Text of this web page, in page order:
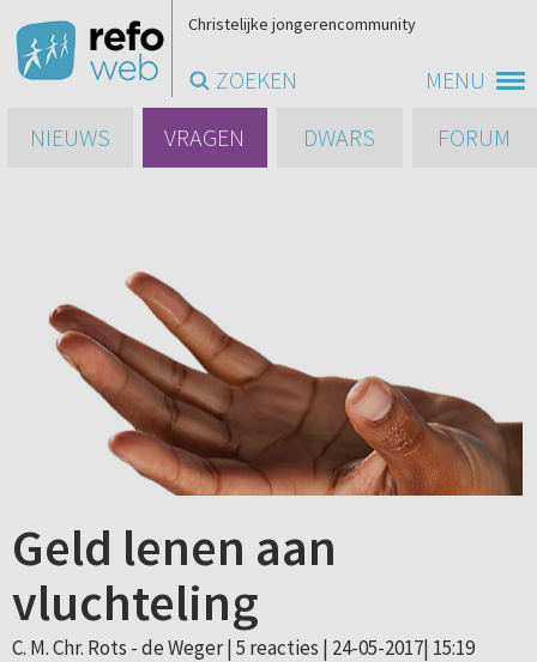
MENU
Christelijke jongerencommunity
ZOEKEN
NIEUWS
VRAGEN DWARS FORUM
Geld lenen aan
vluchteling
C. M. Chr. Rots - de Weger | 5 reacties | 24-05-2017| 15:19